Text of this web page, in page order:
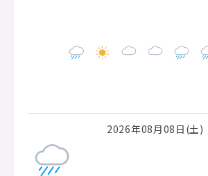
2026年08月08日(土)